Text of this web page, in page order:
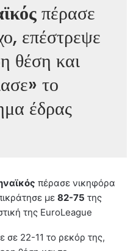
πέρασε
επέστρεψε
θέση και
το
έδρας
πέρασε νικηφόρα
με 82-75 της
της EuroLeague
σε 22-11 το ρεκόρ της,